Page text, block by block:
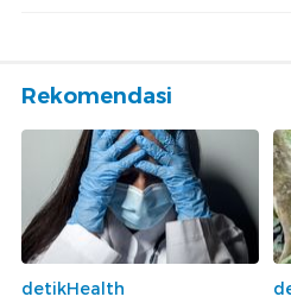
Rekomendasi
detikHealth